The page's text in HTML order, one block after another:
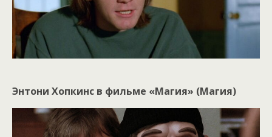
Энтони Хопкинс в фильме «Магия» (Магия)